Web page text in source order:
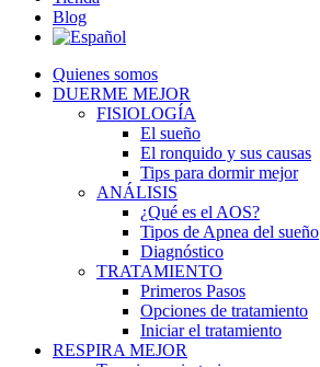
Blog
Quienes somos
DUERME MEJOR
FISIOLOGÍA
El sueño
El ronquido y sus causas
Tips para dormir mejor
ANÁLISIS
¿Qué es el AOS?
Tipos de Apnea del sueño
Diagnóstico
TRATAMIENTO
Primeros Pasos
Opciones de tratamiento
Iniciar el tratamiento
RESPIRA MEJOR